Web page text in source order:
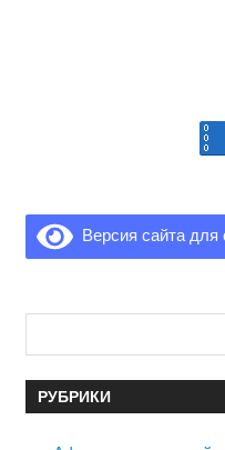
Версия сайта
РУБРИКИ